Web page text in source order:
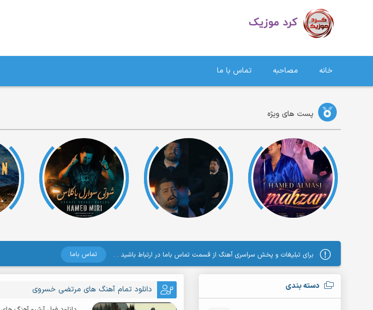
خانه مصاحبه تماس با ما
پست های ویژه
برای تبلیغات و پخش سراسری آهنگ از قسمت تماس باما در ارتباط باشید . . تماس باما
دسته بندی دانلود تمام آهنگ های مرتضی خسروی